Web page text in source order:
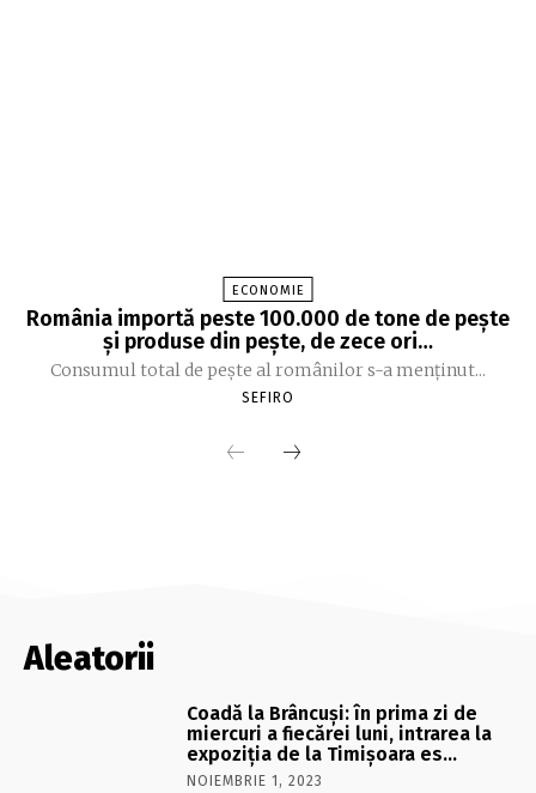
ECONOMIE
România importă peste 100.000 de tone de peşte
şi produse din peşte, de zece ori…
Consumul total de peşte al ro­mâ­nilor s-a menţinut...
SEFIRO
Aleatorii
Coadă la Brâncuși: în prima zi de
miercuri a fiecărei luni, intrarea la
expoziția de la Timișoara es…
NOIEMBRIE 1, 2023